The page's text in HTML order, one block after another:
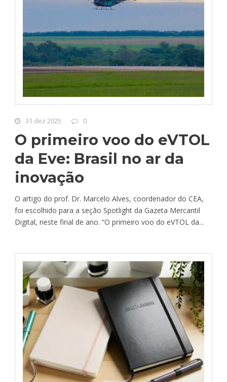
31 dez 2025 0
O primeiro voo do eVTOL
da Eve: Brasil no ar da
inovação
O artigo do prof. Dr. Marcelo Alves, coordenador do CEA,
foi escolhido para a seção Spotlight da Gazeta Mercantil
Digital, neste final de ano. “O primeiro voo do eVTOL da...